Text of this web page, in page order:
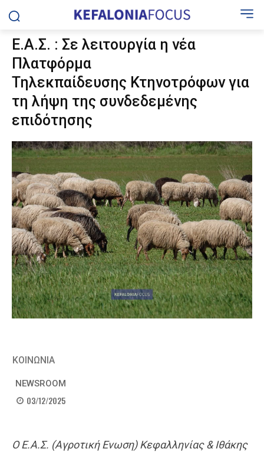
Ε.Α.Σ. : Σε λειτουργία η νέα
Πλατφόρμα
Τηλεκπαίδευσης Κτηνοτρόφων για
τη λήψη της συνδεδεμένης
επιδότησης
ΚΟΙΝΩΝΙΑ
NEWSROOM
03/12/2025
Ο Ε.Α.Σ. (Αγροτική Ενωση) Κεφαλληνίας & Ιθάκης